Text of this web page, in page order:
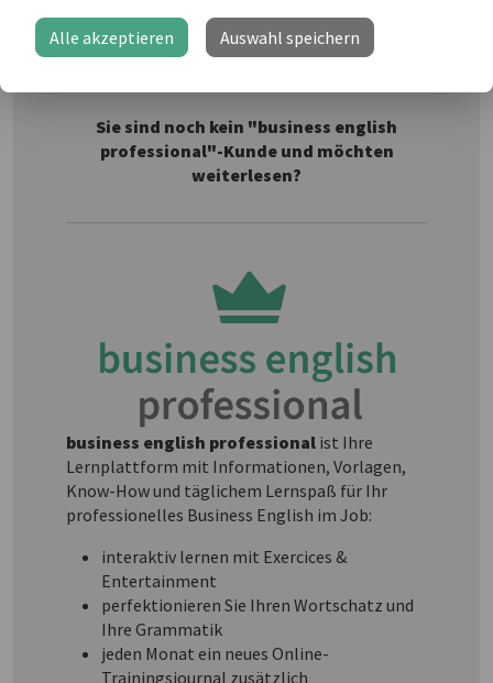
Alle akzeptieren Auswahl speichern
Weiterlesen als business english Kunde
Sie sind noch kein "business english
professional"-Kunde und möchten
weiterlesen?
business english professional ist Ihre
Lernplattform mit Informationen, Vorlagen,
Know-How und täglichem Lernspaß für Ihr
professionelles Business English im Job:
interaktiv lernen mit Exercices &
Entertainment
perfektionieren Sie Ihren Wortschatz und
Ihre Grammatik
jeden Monat ein neues Online-
Trainingsjournal zusätzlich